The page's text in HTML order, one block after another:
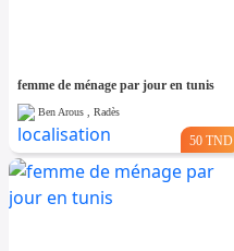
femme de ménage par jour en tunis
Ben Arous , Radès
50 TND